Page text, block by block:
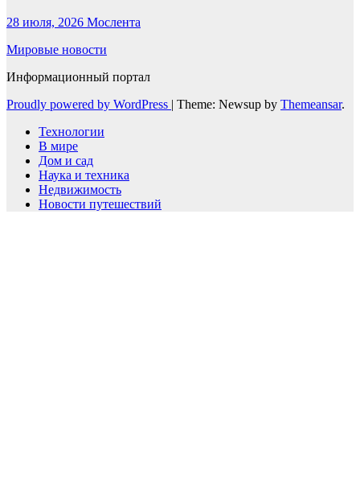
28 июля, 2026 Мослента
Мировые новости
Информационный портал
Proudly powered by WordPress | Theme: Newsup by Themeansar.
Технологии
В мире
Дом и сад
Наука и техника
Недвижимость
Новости путешествий